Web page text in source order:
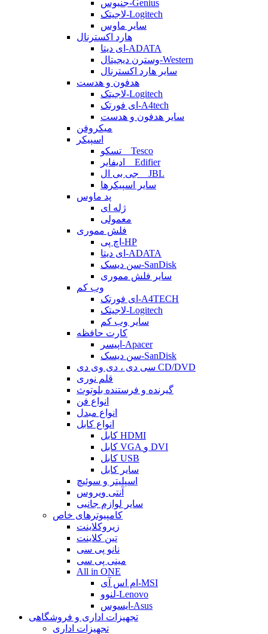
جنیوس-Genius
لاجیتک-Logitech
سایر ماوس
هارد اکسترنال
ای دیتا-ADATA
وسترن دیجیتال-Western
سایر هارد اکسترنال
هدفون و هدست
لاجیتک-Logitech
ای فورتک-A4tech
سایر هدفون و هدست
میکروفن
اسپیکر
تسکو _ Tesco
ادیفایر _ Edifier
جی بی ال _ JBL
سایر اسپیکرها
پد ماوس
ژله ای
معمولی
فلش مموری
اچ پی-HP
ای دیتا-ADATA
سن دیسک-SanDisk
سایر فلش مموری
وب کم
ای فورتک-A4TECH
لاجیتک-Logitech
سایر وب کم
کارت حافظه
اپیسر-Apacer
سن دیسک-SanDisk
سی دی ، دی وی دی CD/DVD
قلم نوری
گیرنده و فرستنده بلوتوث
انواع فن
انواع مبدل
انواع کابل
کابل HDMI
کابل VGA و DVI
کابل USB
سایر کابل
اسپلیتر و سوئیچ
آنتی ویروس
سایر لوازم جانبی
کامپیوترهای خاص
زیروکلاینت
تین کلاینت
نانو پی سی
مینی پی سی
All in ONE
ام اس آی-MSI
لنوو-Lenovo
ایسوس-Asus
تجهیزات اداری و فروشگاهی
تجهیزات اداری